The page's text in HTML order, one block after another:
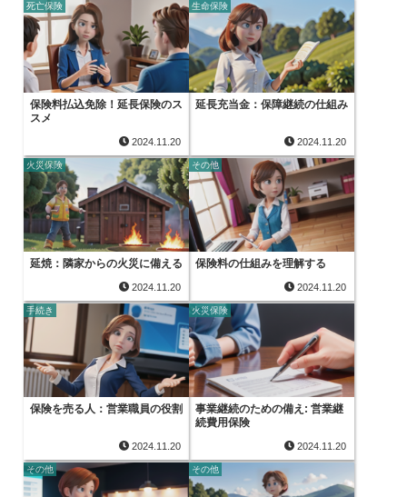
死亡保険
保険料払込免除！延長保険のス
スメ
2024.11.20
生命保険
延長充当金：保障継続の仕組み
2024.11.20
火災保険
延焼：隣家からの火災に備える
2024.11.20
その他
保険料の仕組みを理解する
2024.11.20
手続き
保険を売る人：営業職員の役割
2024.11.20
火災保険
事業継続のための備え: 営業継
続費用保険
2024.11.20
その他 その他